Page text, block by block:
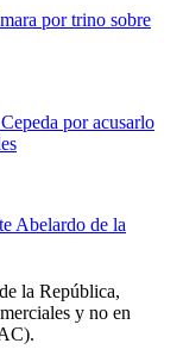
por trino sobre
por acusarlo
Abelardo de la
la República,
y no en